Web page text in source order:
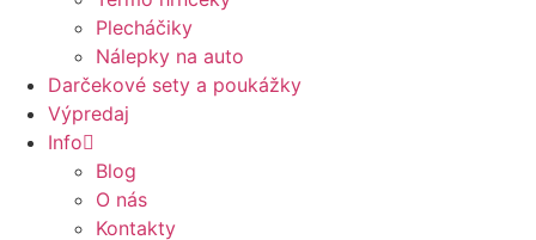
Plecháčiky
Nálepky na auto
Darčekové sety a poukážky
Výpredaj
Info
Blog
O nás
Kontakty